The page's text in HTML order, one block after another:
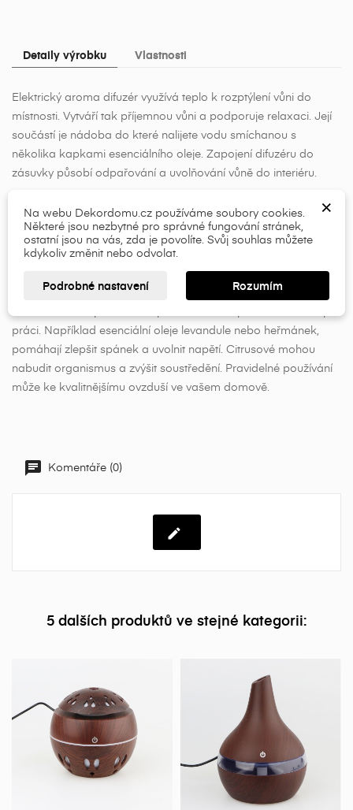
Detaily výrobku Vlastnosti
Elektrický aroma difuzér využívá teplo k rozptýlení vůni do
místnosti. Vytváří tak příjemnou vůni a podporuje relaxaci. Její
součástí je nádoba do které nalijete vodu smíchanou s
několika kapkami esenciálního oleje. Zapojení difuzéru do
zásuvky působí odpařování a uvolňování vůně do interiéru.
Esenciální oleje nebo-li éterické oleje přinášejí řadu výhod,
které mohou pozitivně ovlivnit kvalitu vašeho života. Použití
esenciálních olejů v aroma lampě napomáhá relaxaci a
zmírňuje stres, což oceníte zejména po náročném dni. Některé
práci. Například esenciální oleje levandule nebo heřmánek,
pomáhají zlepšit spánek a uvolnit napětí. Citrusové mohou
nabudit organismus a zvýšit soustředění. Pravidelné používání
může ke kvalitnějšímu ovzduší ve vašem domově.
Komentáře (0)
5 dalších produktů ve stejné kategorii:
×
add_circle_outline
Vytvořit seznam přání ×
Název seznamu přání
Zrušit Vytvořit seznam přání
Přihlásit se ×
Musíte být přihlášen, abyste si mohli výrobky uložit do
svého seznamu přání.
Přihlásit se
×
Na webu Dekordomu.cz používáme soubory cookies.
Některé jsou nezbytné pro správné fungování stránek,
ostatní jsou na vás, zda je povolíte. Svůj souhlas můžete
kdykoliv změnit nebo odvolat.
Podrobné nastavení Rozumím